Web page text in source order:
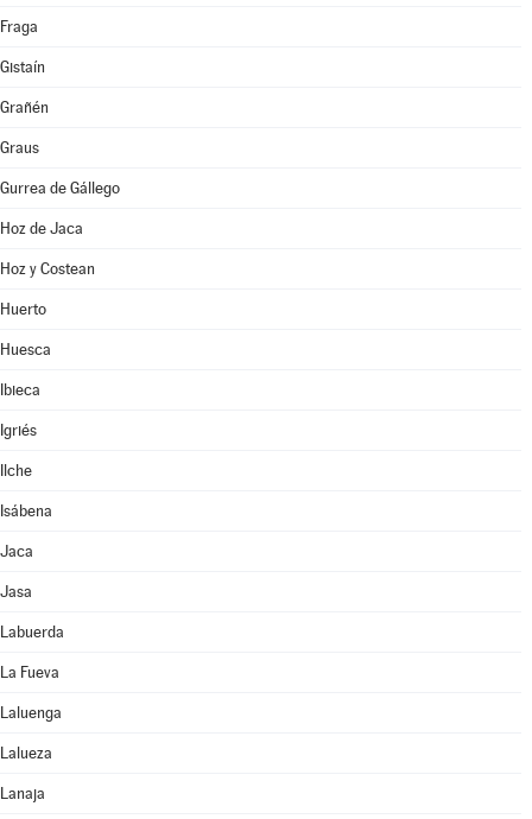
Fraga
Gistaín
Grañén
Graus
Gurrea de Gállego
Hoz de Jaca
Hoz y Costean
Huerto
Huesca
Ibieca
Igriés
Ilche
Isábena
Jaca
Jasa
Labuerda
La Fueva
Laluenga
Lalueza
Lanaja